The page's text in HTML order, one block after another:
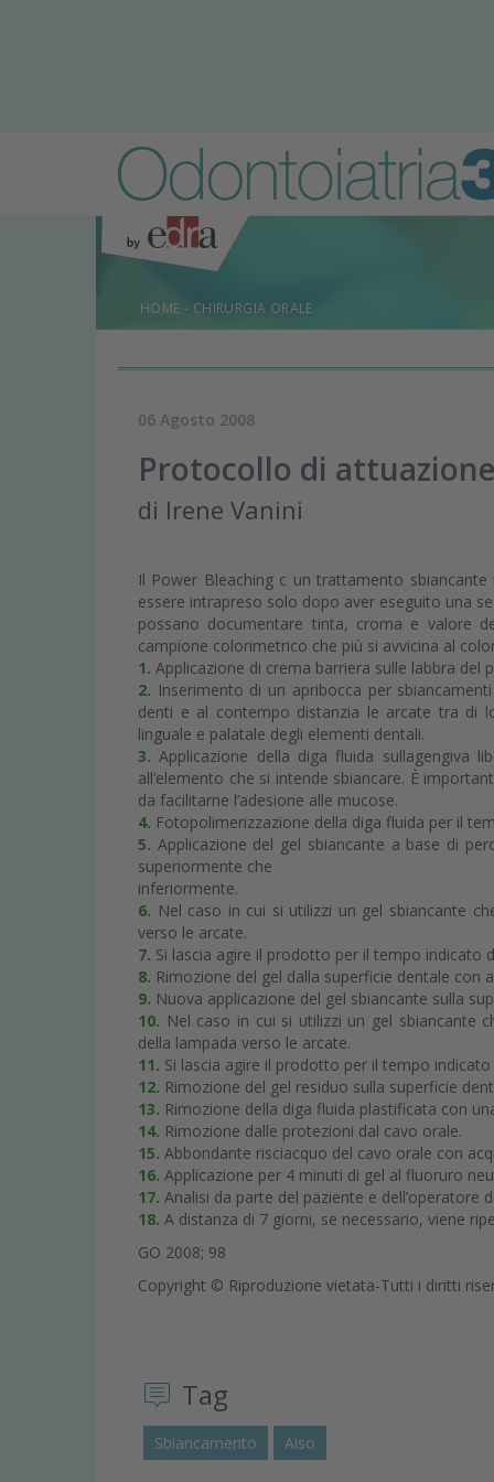
HOME - CHIRURGIA ORALE
06 Agosto 2008
Protocollo di
di Irene Vanini
Il Power Bleaching c un trattamento
essere intrapreso solo dopo aver eseguito una
possano documentare tinta, croma e valore
campione colorimetrico che più si avvicina al
1. Applicazione di crema barriera sulle labbra del
2. Inserimento di un apribocca per
denti e al contempo distanzia le arcate tra di
linguale e palatale degli elementi dentali.
3. Applicazione della diga fluida sullagengiva
all’elemento che si intende sbiancare. È
da facilitarne l’adesione alle mucose.
4. Fotopolimerizzazione della diga fluida per il
5. Applicazione del gel sbiancante a base di
superiormente che
inferiormente.
6. Nel caso in cui si utilizzi un gel sbiancante
verso le arcate.
7. Si lascia agire il prodotto per il tempo indicato
8. Rimozione del gel dalla superficie dentale con
9. Nuova applicazione del gel sbiancante sulla
10. Nel caso in cui si utilizzi un gel sbiancante
della lampada verso le arcate.
11. Si lascia agire il prodotto per il tempo
12. Rimozione del gel residuo sulla superficie
13. Rimozione della diga fluida plastificata con
14. Rimozione dalle protezioni dal cavo orale.
15. Abbondante risciacquo del cavo orale con
16. Applicazione per 4 minuti di gel al fluoruro
17. Analisi da parte del paziente e
18. A distanza di 7 giorni, se necessario, viene
GO 2008; 98
Copyright © Riproduzione vietata-Tutti i diritti
Tag
Sbiancamento Aiso